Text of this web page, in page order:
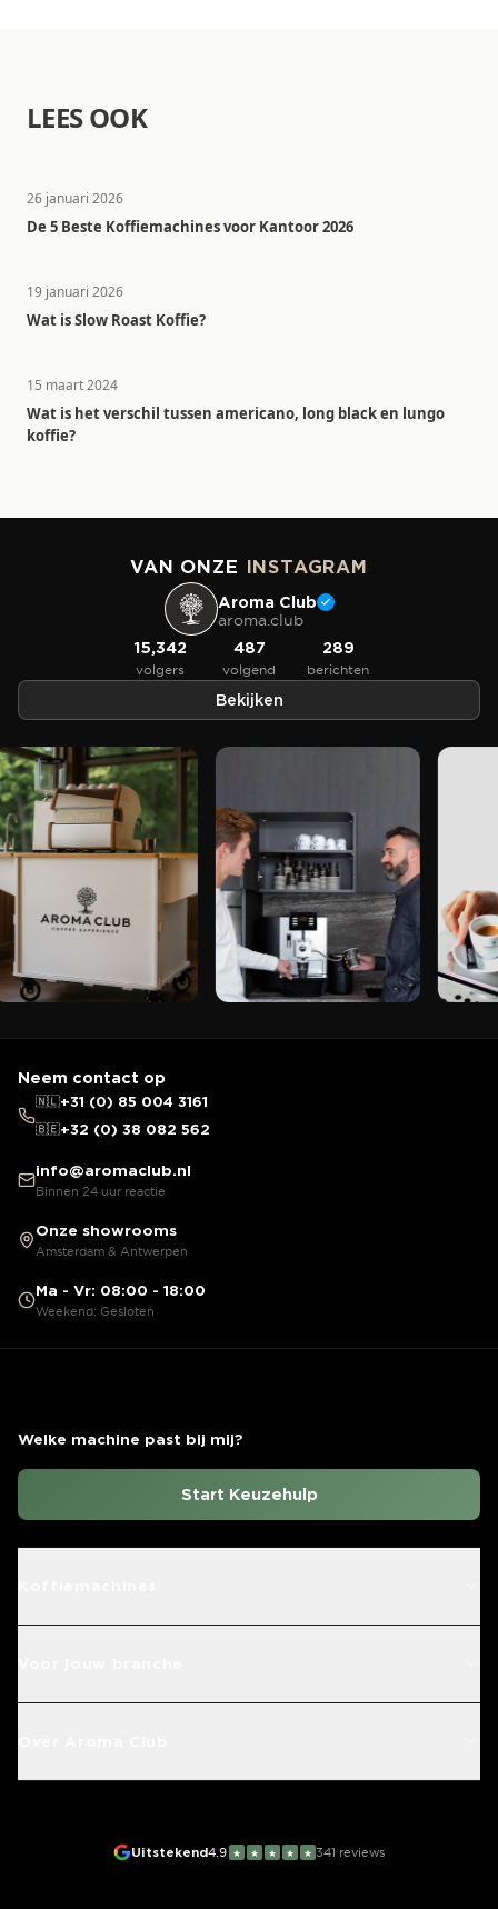
LEES OOK
26 januari 2026
De 5 Beste Koffiemachines voor Kantoor 2026
19 januari 2026
Wat is Slow Roast Koffie?
15 maart 2024
Wat is het verschil tussen americano, long black en lungo
koffie?
VAN ONZE INSTAGRAM
Aroma Club
aroma.club
15,342
volgers
487
volgend
289
berichten
Bekijken
Neem contact op
🇳🇱+31 (0) 85 004 3161
🇧🇪+32 (0) 38 082 562
info@aromaclub.nl
Binnen 24 uur reactie
Onze showrooms
Amsterdam & Antwerpen
Ma - Vr: 08:00 - 18:00
Weekend: Gesloten
Welke machine past bij mij?
Start Keuzehulp
Uitstekend4.9 ★ ★ ★ ★ ★ 341 reviews